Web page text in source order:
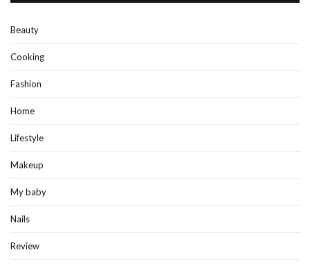
Beauty
Cooking
Fashion
Home
Lifestyle
Makeup
My baby
Nails
Review